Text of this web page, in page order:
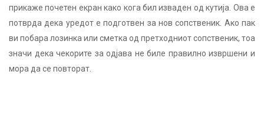
прикаже почетен екран како кога бил изваден од кутија. Ова е
потврда дека уредот е подготвен за нов сопственик. Ако пак
ви побара лозинка или сметка од претходниот сопственик, тоа
значи дека чекорите за одјава не биле правилно извршени и
мора да се повторат.